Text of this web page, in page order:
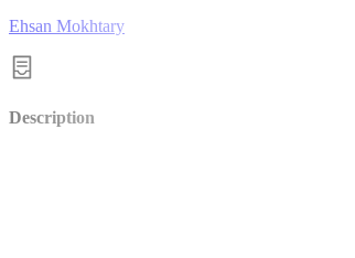
Ehsan Mokhtary
Description